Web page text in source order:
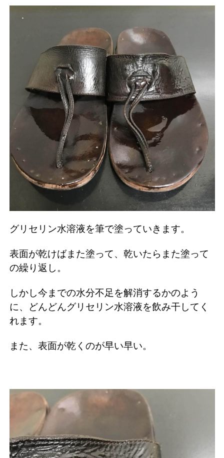
グリセリン水溶液を筆で塗っていきます。
表面が乾けばまた塗って、乾いたらまた塗って
の繰り返し。
しかし今までの水分不足を解消するかのよう
に、どんどんグリセリン水溶液を飲み干してく
れます。
また、表面が乾くのが早い早い。